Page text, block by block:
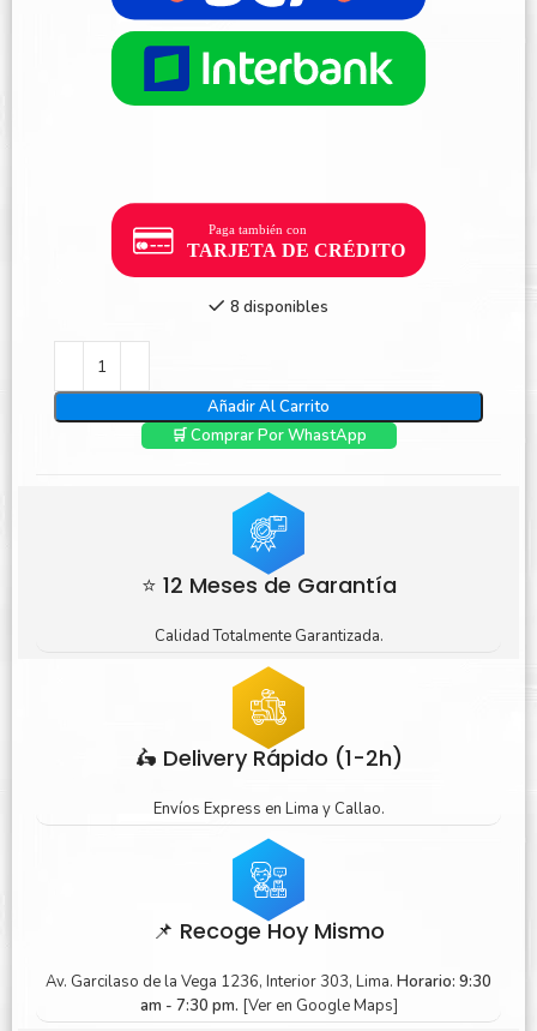
8 disponibles
Añadir Al Carrito
🛒 Comprar Por WhastApp
⭐ 12 Meses de Garantía
Calidad Totalmente Garantizada.
🛵 Delivery Rápido (1-2h)
Envíos Express en Lima y Callao.
📌 Recoge Hoy Mismo
Av. Garcilaso de la Vega 1236, Interior 303, Lima. Horario: 9:30
am - 7:30 pm. [Ver en Google Maps]